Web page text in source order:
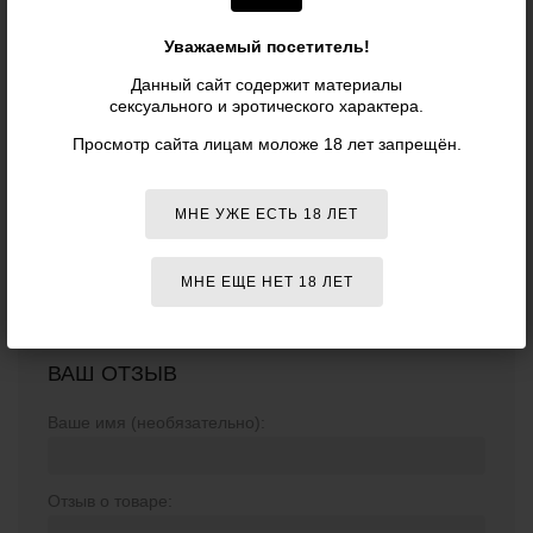
Уважаемый посетитель!
Данный сайт содержит материалы
сексуального и эротического характера.
Просмотр сайта лицам моложе 18 лет запрещён.
МНЕ УЖЕ ЕСТЬ 18 ЛЕТ
МНЕ ЕЩЕ НЕТ 18 ЛЕТ
ОТЗЫВЫ О ТОВАРЕ«РОЗОВЫЙ
МАССАЖЕР ДЛЯ G-ТОЧКИ SLIM
SHAFT THRUSTING G-SPOT RABBIT -
23 СМ., РОЗОВЫЙ - RABBIT
ВАШ ОТЗЫВ
Ваше имя (необязательно):
Отзыв о товаре: